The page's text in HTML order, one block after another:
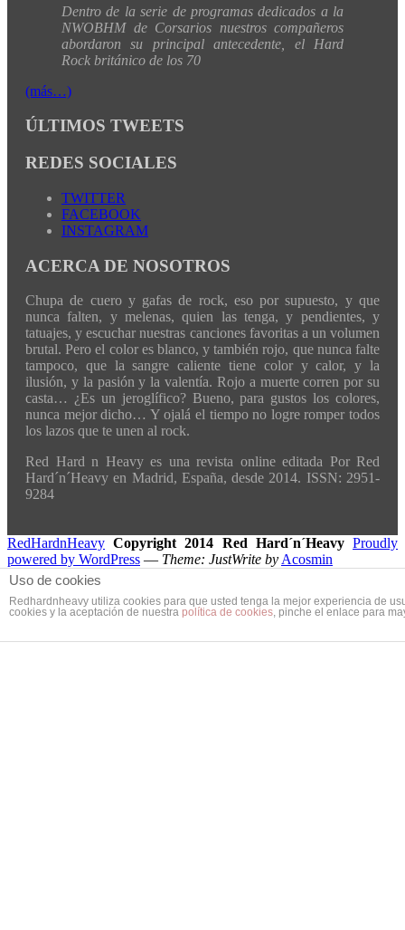
Dentro de la serie de programas dedicados a la
NWOBHM de Corsarios nuestros compañeros
abordaron su principal antecedente, el Hard
Rock británico de los 70
(más…)
ÚLTIMOS TWEETS
REDES SOCIALES
TWITTER
FACEBOOK
INSTAGRAM
ACERCA DE NOSOTROS
Chupa de cuero y gafas de rock, eso por supuesto, y que
nunca falten, y melenas, quien las tenga, y pendientes, y
tatuajes, y escuchar nuestras canciones favoritas a un volumen
brutal. Pero el color es blanco, y también rojo, que nunca falte
tampoco, que la sangre caliente tiene color y calor, y la
ilusión, y la pasión y la valentía. Rojo a muerte corren por su
casta… ¿Es un jeroglífico? Bueno, para gustos los colores,
nunca mejor dicho… Y ojalá el tiempo no logre romper todos
los lazos que te unen al rock.
Red Hard n Heavy es una revista online editada Por Red
Hard´n´Heavy en Madrid, España, desde 2014. ISSN: 2951-
9284
RedHardnHeavy Copyright 2014 Red Hard´n´Heavy Proudly
powered by WordPress — Theme: JustWrite by Acosmin
Uso de cookies
Redhardnheavy utiliza cookies para que usted tenga la mejor experiencia de
cookies y la aceptación de nuestra política de cookies, pinche el enlace para